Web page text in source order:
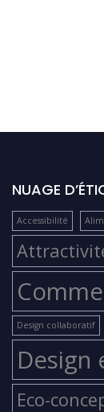
NUAGE
Accessibilité
Design collaboratif
Design
Eco-